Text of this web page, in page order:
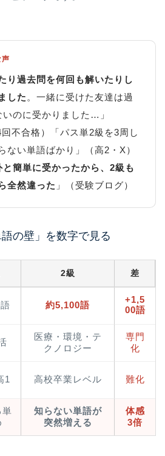
り過去問を何回も解いたりし
した 。一緒に受けた友達は過
のに受かりました…」
回不合格）「パス単2級を3周し
ない単語ばかり」（高2・X）
簡単に受かったから、2級も
全然違った 」（受験ブログ）
の壁」を数字で見る
2級 差
約5,100語
+1,5
00語
医療・環境・テ
クノロジー
専門
化
1 高校卒業レベル 難化
単
知らない単語が
突然増える
体感
3倍